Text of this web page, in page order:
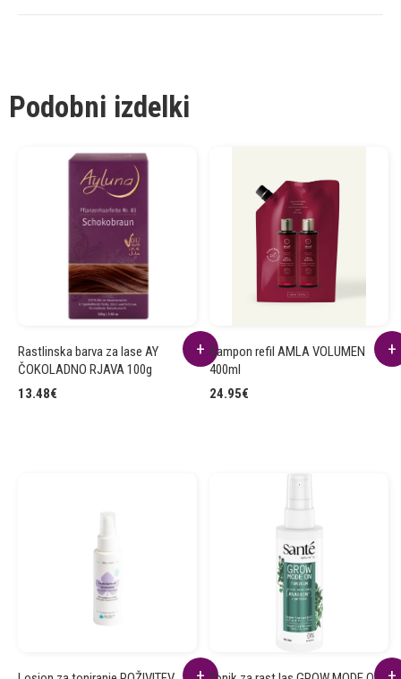
Podobni izdelki
Rastlinska barva za lase AY
ČOKOLADNO RJAVA 100g
13.48€
Šampon refil AMLA VOLUMEN
400ml
24.95€